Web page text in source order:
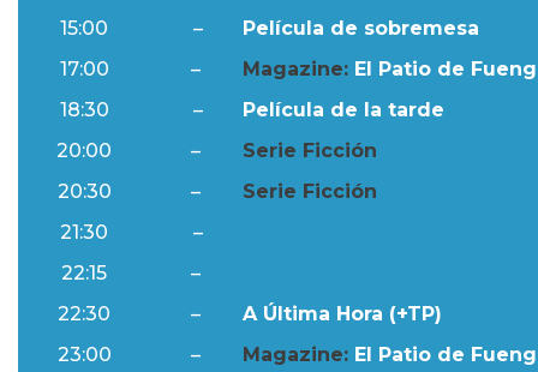
15:00
–
Película de sobremesa
17:00
– Magazine: El Patio de
18:30
–
Película de la tarde
20:00
–
Serie Ficción
20:30
–
Serie Ficción
21:30
–
22:15
–
22:30
–
A Última Hora (+TP)
23:00
– Magazine: El Patio de